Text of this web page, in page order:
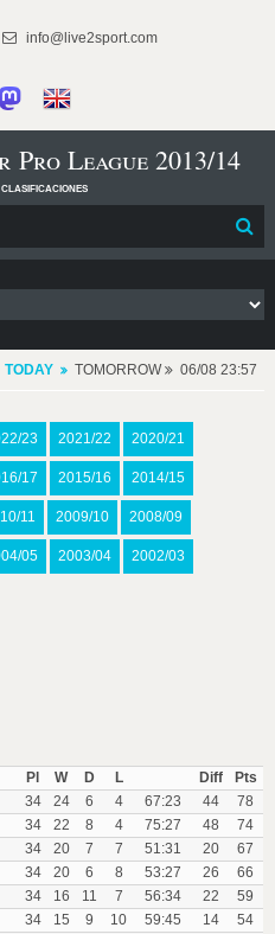
info@live2sport.com
League 2013/14
TODAY TOMORROW 06/08 23:57
23 2021/22 2020/21
17 2015/16 2014/15
11 2009/10 2008/09
05 2003/04 2002/03
Pl W D L Diff
Pts
34 24 6 4 67:23 44
78
34 22 8 4 75:27 48
74
34 20 7 7 51:31 20
67
34 20 6 8 53:27 26
66
34 16 11 7 56:34 22
59
34 15 9 10 59:45 14
54